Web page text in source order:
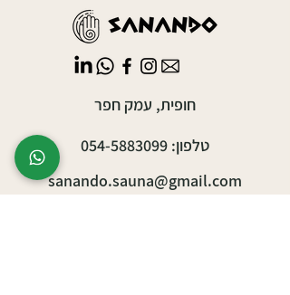
חופית, עמק חפר
טלפון:054-5883099
sanando.sauna@gmail.com